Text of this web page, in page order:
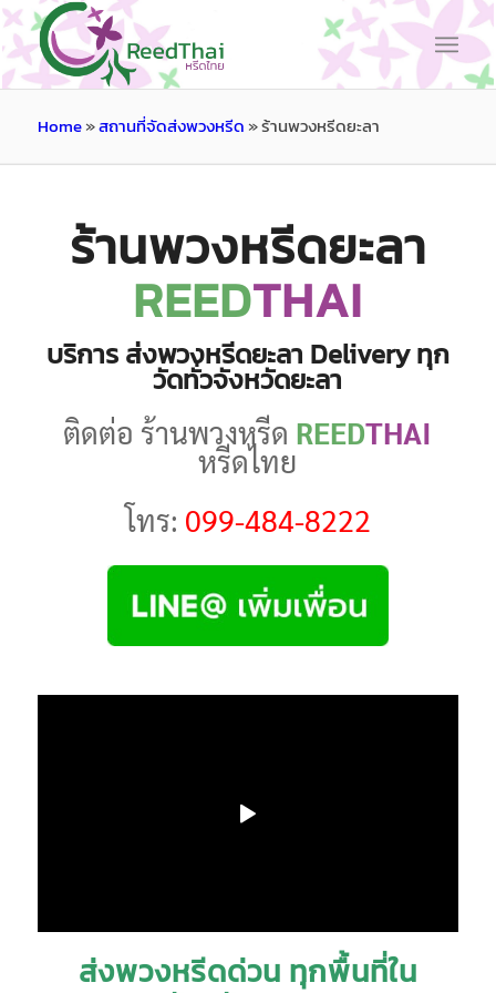
Home»สถานที่จัดส่งพวงหรีด»ร้านพวงหรีดยะลา
ร้านพวงหรีดยะลา
REEDTHAI
บริการ ส่งพวงหรีดยะลา Delivery ทุก
วัดทั่วจังหวัดยะลา
ติดต่อ ร้านพวงหรีด REEDTHAI
หรีดไทย
โทร: 099-484-8222
ส่งพวงหรีดด่วน ทุกพื้นที่ใน